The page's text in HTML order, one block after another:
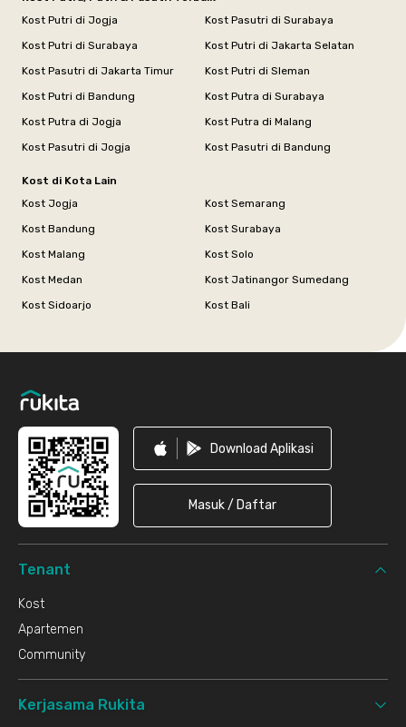
Kost Putri di Jogja
Kost Pasutri di Surabaya
Kost Putri di Surabaya
Kost Putri di Jakarta Selatan
Kost Pasutri di Jakarta Timur
Kost Putri di Sleman
Kost Putri di Bandung
Kost Putra di Surabaya
Kost Putra di Jogja
Kost Putra di Malang
Kost Pasutri di Jogja
Kost Pasutri di Bandung
Kost di Kota Lain
Kost Jogja
Kost Semarang
Kost Bandung
Kost Surabaya
Kost Malang
Kost Solo
Kost Medan
Kost Jatinangor Sumedang
Kost Sidoarjo
Kost Bali
Download Aplikasi
Masuk / Daftar
Tenant
Kost
Apartemen
Community
Kerjasama Rukita